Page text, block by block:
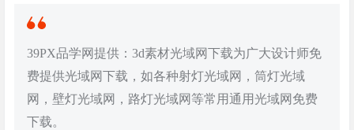
39PX品学网提供：3d素材光域网下载为广大设计师免
费提供光域网下载，如各种射灯光域网，筒灯光域
网，壁灯光域网，路灯光域网等常用通用光域网免费
下载。